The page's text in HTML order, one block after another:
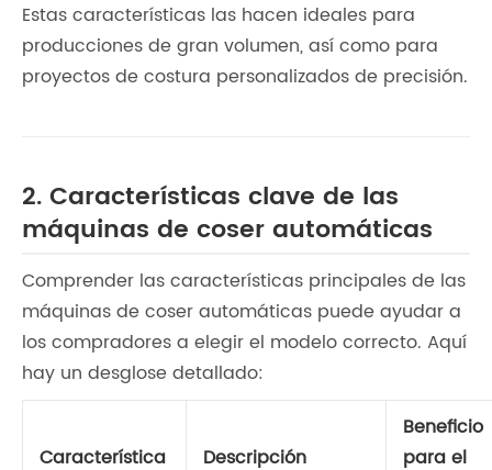
Estas características las hacen ideales para
producciones de gran volumen, así como para
proyectos de costura personalizados de precisión.
2. Características clave de las
máquinas de coser automáticas
Comprender las características principales de las
máquinas de coser automáticas puede ayudar a
los compradores a elegir el modelo correcto. Aquí
hay un desglose detallado:
Característica Descripción
Beneficio
para el